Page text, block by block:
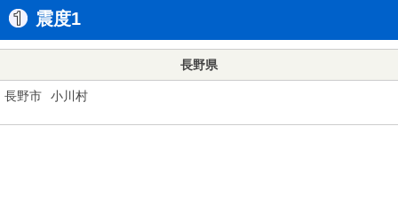
震度1
長野県
長野市 小川村